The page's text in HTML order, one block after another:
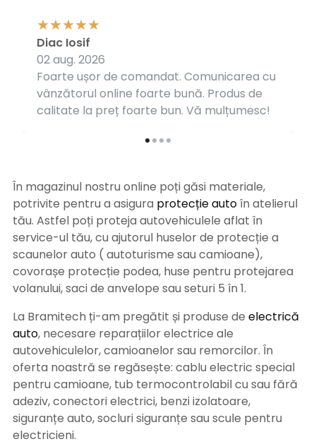
Foarte ușor de comandat. Comunicarea cu
vânzătorul online foarte bună. Produs de
calitate la preț foarte bun. Vă mulțumesc!
Diac Iosif
02 aug. 2026
În magazinul nostru online poți găsi materiale,
potrivite pentru a asigura protecție autoîn atelierul
tău. Astfel poți proteja autovehiculele aflat în
service-ul tău, cu ajutorul huselor de protecție a
scaunelor auto ( autoturisme sau camioane),
covorașe protecție podea, huse pentru protejarea
volanului, saci de anvelope sau seturi 5 în 1.
La Bramitech ți-am pregătit și produse de electrică
auto, necesare reparațiilor electrice ale
autovehiculelor, camioanelor sau remorcilor. În
oferta noastră se regăsește: cablu electric special
pentru camioane, tub termocontrolabil cu sau fără
adeziv, conectori electrici, benzi izolatoare,
siguranțe auto, socluri siguranțe sau scule pentru
electricieni.